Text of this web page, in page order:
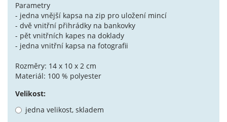
Parametry
- jedna vnější kapsa na zip pro uložení mincí
- dvě vnitřní přihrádky na bankovky
- pět vnitřních kapes na doklady
- jedna vnitřní kapsa na fotografii
Rozměry: 14 x 10 x 2 cm
Materiál: 100 % polyester
Velikost:
jedna velikost, skladem